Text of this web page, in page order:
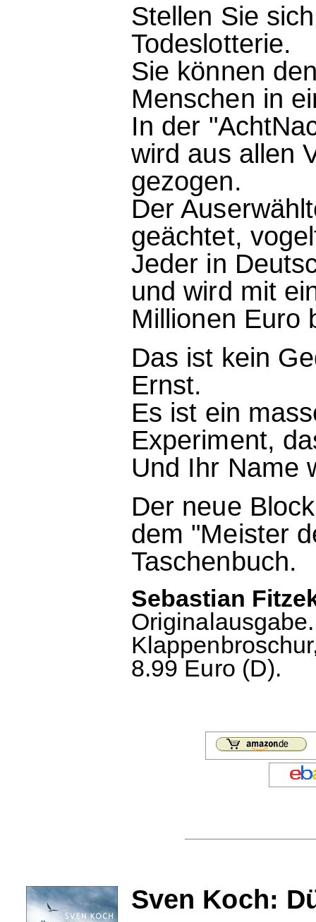
Stellen Sie
Todeslotterie.
Sie können
Menschen in
In der
wird aus allen
gezogen.
Der
geächtet,
Jeder in
und wird mit
Millionen Euro
Das ist kein
Ernst.
Es ist ein
Experiment,
Und Ihr Name
Der neue
dem "Meister
Taschenbuch.
Sebastian
8.99 Euro (D).
Sven Koch: